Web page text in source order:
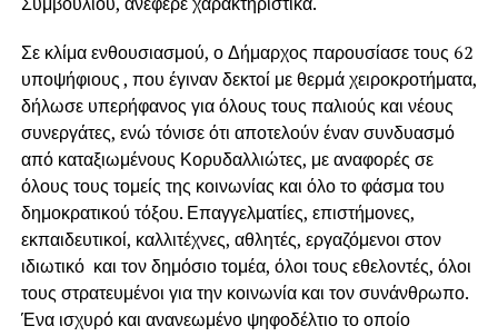
Σε κλίμα ενθουσιασμού, ο Δήμαρχος παρουσίασε τους 62
υποψήφιους , που έγιναν δεκτοί με θερμά χειροκροτήματα,
δήλωσε υπερήφανος για όλους τους παλιούς και νέους
συνεργάτες, ενώ τόνισε ότι αποτελούν έναν συνδυασμό
από καταξιωμένους Κορυδαλλιώτες, με αναφορές σε
όλους τους τομείς της κοινωνίας και όλο το φάσμα του
δημοκρατικού τόξου. Επαγγελματίες, επιστήμονες,
εκπαιδευτικοί, καλλιτέχνες, αθλητές, εργαζόμενοι στον
ιδιωτικό και τον δημόσιο τομέα, όλοι τους εθελοντές, όλοι
τους στρατευμένοι για την κοινωνία και τον συνάνθρωπο.
Ένα ισχυρό και ανανεωμένο ψηφοδέλτιο το οποίο